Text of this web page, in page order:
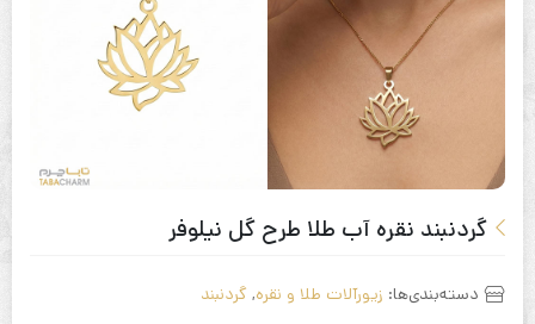
گردنبند نقره آب طلا طرح گل نیلوفر
دسته‌بندی‌ها: زیورآلات طلا و نقره, گردنبند